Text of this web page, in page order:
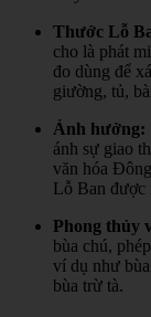
Thước Lỗ
cho là phát
đo dùng để
giường, tủ,
Ảnh hưởng:
ánh sự giao
văn hóa
Lỗ Ban được
Phong thủy
bùa chú,
ví dụ như
bùa trừ tà.